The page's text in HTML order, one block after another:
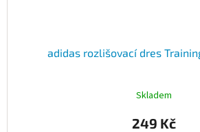
adidas rozlišovací dres
Skladem
249 Kč